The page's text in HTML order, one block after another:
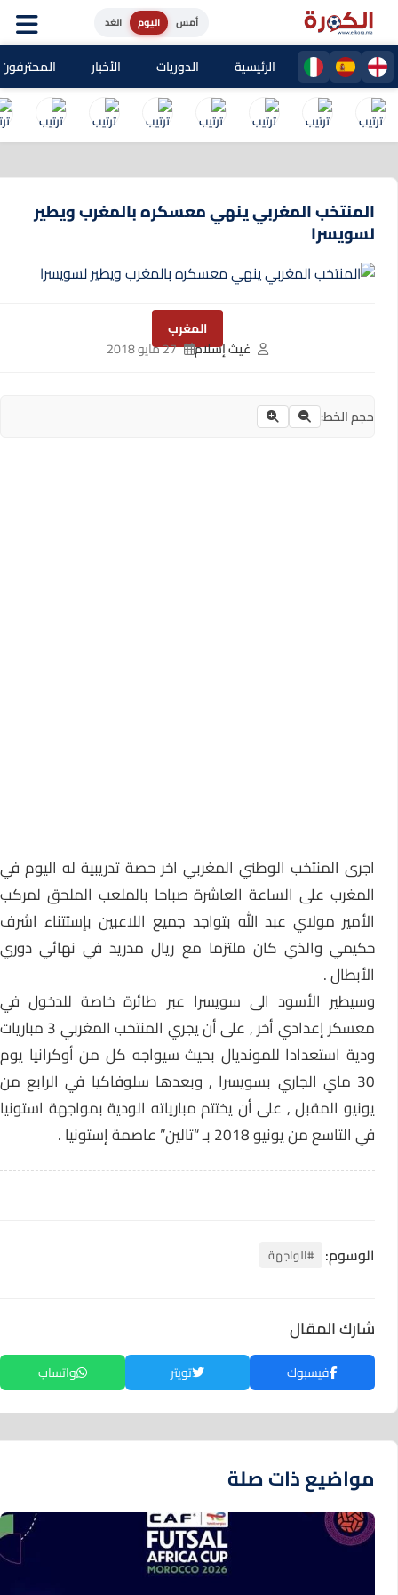
اليوم الغد
الرئيسية الدوريات الأخبار المحترفون
المنتخب المغربي ينهي معسكره بالمغرب ويطير
لسويسرا
المغرب
غيث إسلام
27 مايو 2018
حجم الخط:
اجرى المنتخب الوطني المغربي اخر حصة تدريبية له اليوم في
المغرب على الساعة العاشرة صباحا بالملعب الملحق لمركب
الأمير مولاي عبد الله بتواجد جميع اللاعبين بإستتناء اشرف
حكيمي والذي كان ملتزما مع ريال مدريد في نهائي دوري
الأبطال .
وسيطير الأسود الى سويسرا عبر طائرة خاصة للدخول في
معسكر إعدادي أخر , على أن يجري المنتخب المغربي 3 مباريات
ودية استعدادا للمونديال بحيث سيواجه كل من أوكرانيا يوم
30 ماي الجاري بسويسرا , وبعدها سلوفاكيا في الرابع من
يونيو المقبل , على أن يختتم مبارياته الودية بمواجهة استونيا
في التاسع من يونيو 2018 بـ “تالين” عاصمة إستونيا .
الوسوم: #الواجهة
شارك المقال
فيسبوك تويتر واتساب
مواضيع ذات صلة